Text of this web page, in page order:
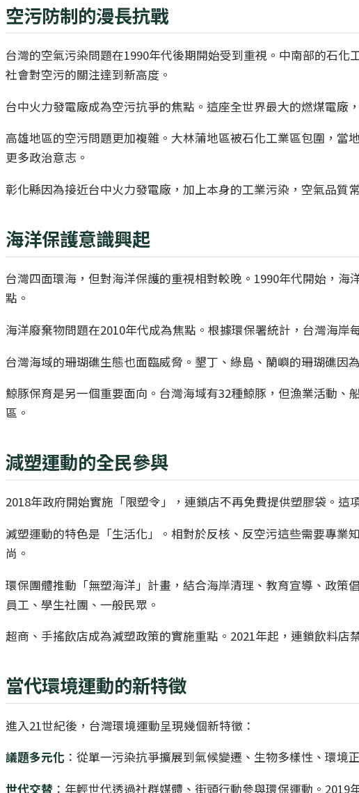
空污防制的漫長抗戰
台灣的空氣污染問題在1990年代後期開始受到重視。中南部的石
社會對空污的關注達到新高度。
台中火力發電廠成為空污抗爭的焦點。這座全世界最大的燃煤電廠
高雄地區的空污問題更加複雜。大林蒲地區被石化工業區包圍，
更多政治意志。
彰化縣因為接近台中火力發電廠，加上本身的工業污染，空氣品質
海洋保護意識興起
台灣四面環海，但對海洋保護的重視相對較晚。1990年代開始，
點。
海洋廢棄物問題在2010年代成為焦點。根據環保署統計，台灣海
台灣海域的珊瑚礁生態也面臨威脅。墾丁、綠島、蘭嶼的珊瑚礁因
鯨豚保育是另一個重要面向。台灣海域有32種鯨豚，但漁業活動
區。
減塑運動的全民參與
2018年政府開始實施「限塑令」，連鎖店不再免費提供塑膠袋。這
減塑運動的特色是「生活化」。相對於反核、反空污這些需要專
尚。
環保團體推動「無塑海洋」計畫，結合海岸清理、教育宣導、政
員工、學生社團、一般民眾。
超商、手搖飲店成為減塑政策的實施重點。2021年起，連鎖飲料
當代環境運動的新特徵
進入21世紀後，台灣環境運動呈現幾個新特徵：
議題多元化 ：從單一污染抗爭擴展到氣候變遷、生物多樣性、環
世代交替 ：年輕世代透過社群媒體、街頭行動參與環保運動。